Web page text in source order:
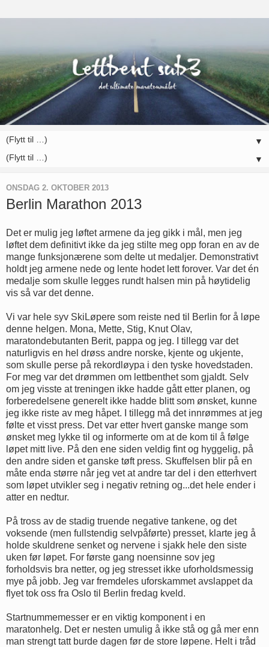
▼
▼
ONSDAG 2. OKTOBER 2013
Berlin Marathon 2013
Det er mulig jeg løftet armene da jeg gikk i mål, men jeg
løftet dem definitivt ikke da jeg stilte meg opp foran en av de
mange funksjonærene som delte ut medaljer. Demonstrativt
holdt jeg armene nede og lente hodet lett forover. Var det én
medalje som skulle legges rundt halsen min på høytidelig
vis så var det denne.
Vi var hele syv SkiLøpere som reiste ned til Berlin for å løpe
denne helgen. Mona, Mette, Stig, Knut Olav,
maratondebutanten Berit, pappa og jeg. I tillegg var det
naturligvis en hel drøss andre norske, kjente og ukjente,
som skulle perse på rekordløypa i den tyske hovedstaden.
For meg var det drømmen om lettbenthet som gjaldt. Selv
om jeg visste at treningen ikke hadde gått etter planen, og
forberedelsene generelt ikke hadde blitt som ønsket, kunne
jeg ikke riste av meg håpet. I tillegg må det innrømmes at jeg
følte et visst press. Det var etter hvert ganske mange som
ønsket meg lykke til og informerte om at de kom til å følge
løpet mitt live. På den ene siden veldig fint og hyggelig, på
den andre siden et ganske tøft press. Skuffelsen blir på en
måte enda større når jeg vet at andre tar del i den etterhvert
som løpet utvikler seg i negativ retning og...det hele ender i
atter en nedtur.
På tross av de stadig truende negative tankene, og det
voksende (men fullstendig selvpåførte) presset, klarte jeg å
holde skuldrene senket og nervene i sjakk hele den siste
uken før løpet. For første gang noensinne sov jeg
forholdsvis bra netter, og jeg stresset ikke uforholdsmessig
mye på jobb. Jeg var fremdeles uforskammet avslappet da
flyet tok oss fra Oslo til Berlin fredag kveld.
Startnummemesser er en viktig komponent i en
maratonhelg. Det er nesten umulig å ikke stå og gå mer enn
man strengt tatt burde dagen før de store løpene. Helt i tråd